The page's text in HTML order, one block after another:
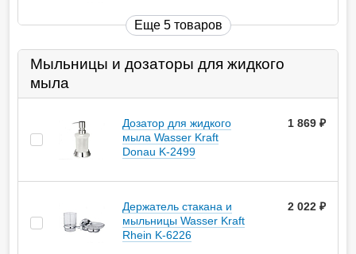
Еще 5 товаров
Мыльницы и дозаторы для жидкого
мыла
Дозатор для жидкого
мыла Wasser Kraft
Donau K-2499
1 869
Держатель стакана и
мыльницы Wasser Kraft
Rhein K-6226
2 022